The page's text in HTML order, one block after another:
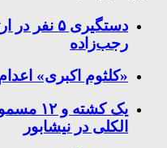
دستگیری ۵
رجب‌زاده
«کلثوم اکبری»
یک
الکلی در نیشابور